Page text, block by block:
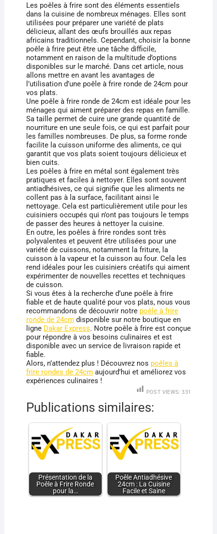
Les poêles à frire sont des éléments essentiels
dans la cuisine de nombreux ménages. Elles sont
utilisées pour préparer une variété de plats
délicieux, allant des œufs brouillés aux repas
africains traditionnels. Cependant, choisir la bonne
poêle à frire peut être une tâche difficile,
notamment en raison de la multitude d’options
disponibles sur le marché. Dans cet article, nous
allons mettre en avant les avantages de
l’utilisation d’une poêle à frire ronde de 24cm pour
vos plats.
Une poêle à frire ronde de 24cm est idéale pour les
ménages qui aiment préparer des repas en famille.
Sa taille permet de cuire une grande quantité de
nourriture en une seule fois, ce qui est parfait pour
les familles nombreuses. De plus, sa forme ronde
facilite la cuisson uniforme des aliments, ce qui
garantit que vos plats soient toujours délicieux et
bien cuits.
Les poêles à frire en métal sont également très
pratiques et faciles à nettoyer. Elles sont souvent
antiadhésives, ce qui signifie que les aliments ne
collent pas à la surface, facilitant ainsi le
nettoyage. Cela est particulièrement utile pour les
cuisiniers occupés qui n’ont pas toujours le temps
de passer des heures à nettoyer la cuisine.
En outre, les poêles à frire rondes sont très
polyvalentes et peuvent être utilisées pour une
variété de cuissons, notamment la friture, la
cuisson à la vapeur et la cuisson au four. Cela les
rend idéales pour les cuisiniers créatifs qui aiment
expérimenter de nouvelles recettes et techniques
de cuisson.
Si vous êtes à la recherche d’une poêle à frire
fiable et de haute qualité pour vos plats, nous vous
recommandons de découvrir notre poêle à frire
ronde de 24cmdisponible sur notre boutique en
ligne Dakar Express. Notre poêle à frire est conçue
pour répondre à vos besoins culinaires et est
disponible avec un service de livraison rapide et
fiable.
Alors, n’attendez plus ! Découvrez nos poêles à
frire rondes de 24cmaujourd’hui et améliorez vos
expériences culinaires !
POST VIEWS: 331
Publications similaires:
Présentation de la
Poêle à Frire Ronde
pour la…
Poêle Antiadhésive
24cm : La Cuisine
Facile et Saine